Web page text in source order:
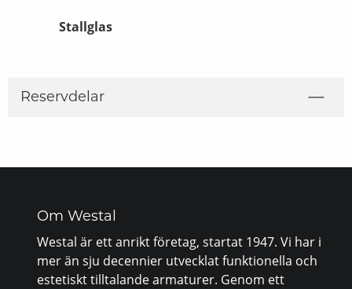
Stallglas
Reservdelar
Om Westal
Westal är ett anrikt företag, startat 1947. Vi har i
mer än sju decennier utvecklat funktionella och
estetiskt tilltalande armaturer. Genom ett